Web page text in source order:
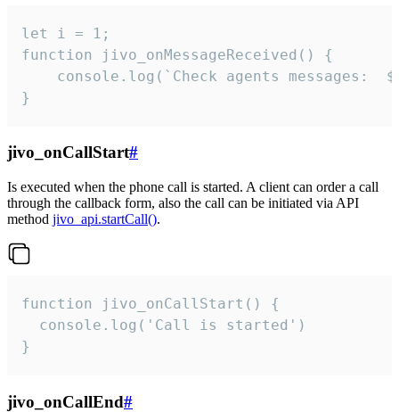
let i = 1;
function jivo_onMessageReceived() {
}
jivo_onCallStart#
Is executed when the phone call is started. A client can order a call
through the callback form, also the call can be initiated via API
method jivo_api.startCall().
function jivo_onCallStart() {
  console.log('Call is started')
}
jivo_onCallEnd#